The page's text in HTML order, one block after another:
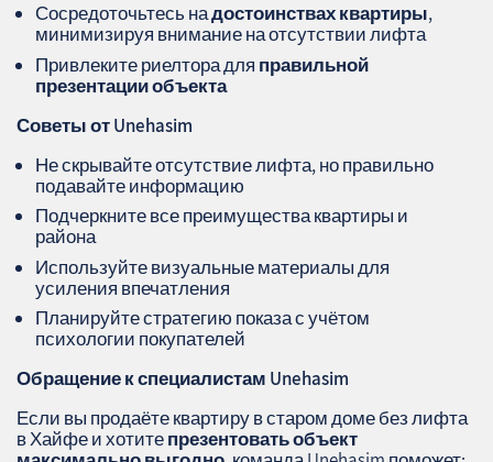
Сосредоточьтесь надостоинствах квартиры,
минимизируя внимание на отсутствии лифта
Привлеките риелтора для правильной
презентации объекта
Советы от Unehasim
Не скрывайте отсутствие лифта, но правильно
подавайте информацию
Подчеркните все преимущества квартиры и
района
Используйте визуальные материалы для
усиления впечатления
Планируйте стратегию показа с учётом
психологии покупателей
Обращение к специалистам Unehasim
Если вы продаёте квартиру в старом доме без лифта
в Хайфе и хотитепрезентовать объект